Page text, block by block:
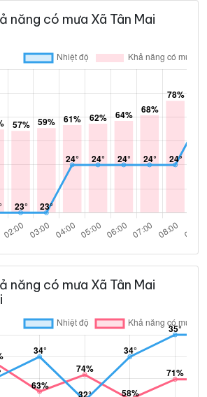
năng có mưa Xã Tân Mai
năng có mưa Xã Tân Mai